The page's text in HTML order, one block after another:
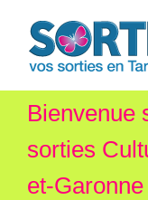
Bienvenue
sorties
et-